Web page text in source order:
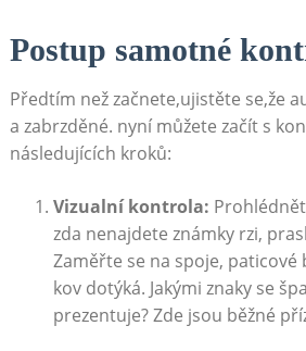
Postup⁤ samotné
Předtím než začnete,ujistěte se,že
a‌ zabrzděné. nyní můžete začít s
následujících kroků:
Vizualní kontrola:
‍zda⁣ nenajdete známky rzi,
Zaměřte se na spoje, paticové
kov dotýká. Jakými ‌znaky se
prezentuje? Zde jsou běžné